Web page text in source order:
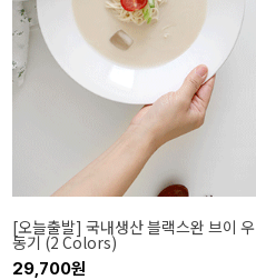
[오늘출발] 국내생산 블랙스완 브이 우
동기 (2 Colors)
29,700원